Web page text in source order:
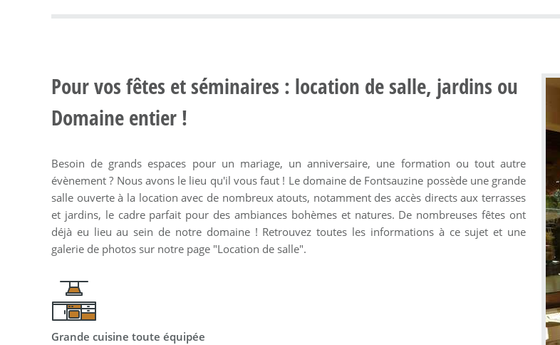
Pour vos fêtes et séminaires : location de salle, jardins ou
Domaine entier !
Besoin de grands espaces pour un mariage, un anniversaire, une formation ou tout autre
évènement ? Nous avons le lieu qu'il vous faut ! Le domaine de Fontsauzine possède une grande
salle ouverte à la location avec de nombreux atouts, notamment des accès directs aux terrasses
et jardins, le cadre parfait pour des ambiances bohèmes et natures. De nombreuses fêtes ont
déjà eu lieu au sein de notre domaine ! Retrouvez toutes les informations à ce sujet et une
galerie de photos sur notre page "Location de salle".
Grande cuisine toute équipée